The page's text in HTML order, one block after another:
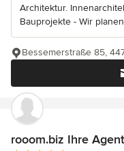
Architektur.
Bauprojekte - Wir
Bessemerstraße 85,
rooom.biz Ihre